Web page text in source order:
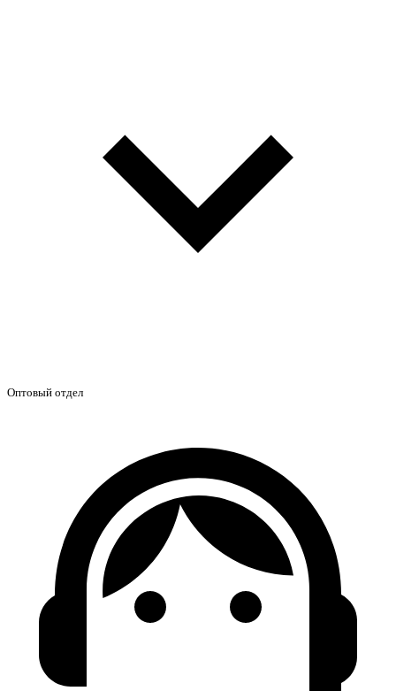
Оптовый отдел